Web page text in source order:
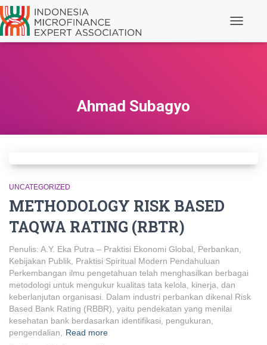
Ahmad Subagyo
UNCATEGORIZED
METHODOLOGY RISK BASED
TAQWA RATING (RBTR)
Penulis: A.Y. Eka Putra – Praktisi Ekonomi Global, Perbankan,
Kebijakan Publik, Praktisi Spiritual Modern Pendahuluan
Perkembangan ilmu pengetahuan telah menghasilkan berbagai
metodologi untuk mengukur kualitas tata kelola, kinerja, dan
keberlanjutan organisasi. Dalam industri perbankan dikenal Risk
Based Bank Rating (RBBR), yaitu pendekatan yang menilai
kesehatan bank berdasarkan identifikasi, pengukuran,
pengendalian,
Read more